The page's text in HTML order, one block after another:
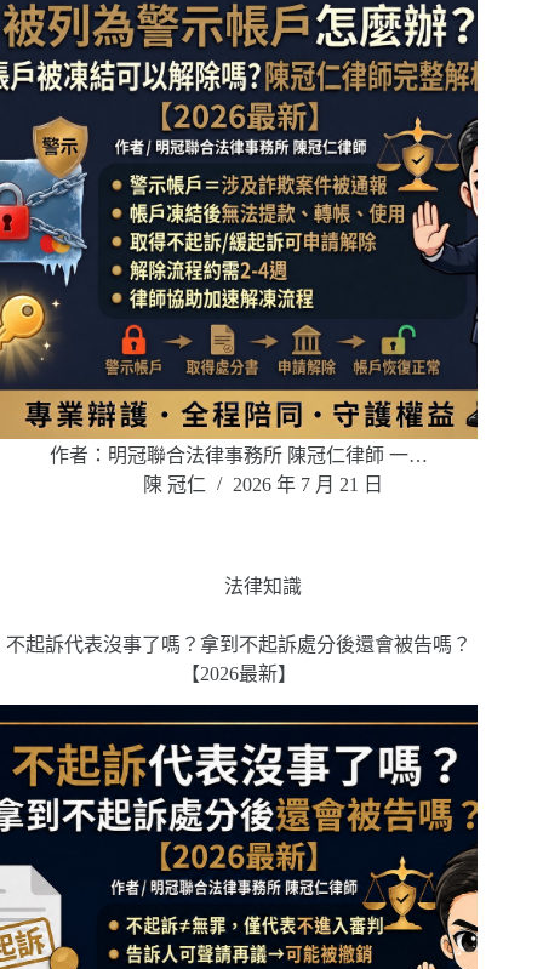
作者：明冠聯合法律事務所 陳冠仁律師 一…
陳 冠仁
2026 年 7 月 21 日
法律知識
不起訴代表沒事了嗎？拿到不起訴處分後還會被告嗎？
【2026最新】